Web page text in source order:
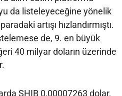
da listeleyeceğine yönelik
artışı hızlandırmıştı.
de, 9. en büyük
40 milyar doların üzerinde
SHIB 0,00007263 dolar,